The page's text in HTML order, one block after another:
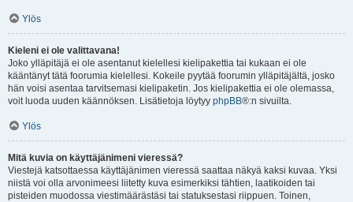
Ylös
Kieleni ei ole valittavana!
Joko ylläpitäjä ei ole asentanut kielellesi kielipakettia tai kukaan ei ole
kääntänyt tätä foorumia kielellesi. Kokeile pyytää foorumin ylläpitäjältä, josko
hän voisi asentaa tarvitsemasi kielipaketin. Jos kielipakettia ei ole olemassa,
voit luoda uuden käännöksen. Lisätietoja löytyy phpBB®:n sivuilta.
Ylös
Mitä kuvia on käyttäjänimeni vieressä?
Viestejä katsottaessa käyttäjänimen vieressä saattaa näkyä kaksi kuvaa. Yksi
niistä voi olla arvonimeesi liitetty kuva esimerkiksi tähtien, laatikoiden tai
pisteiden muodossa viestimäärästäsi tai statuksestasi riippuen. Toinen,